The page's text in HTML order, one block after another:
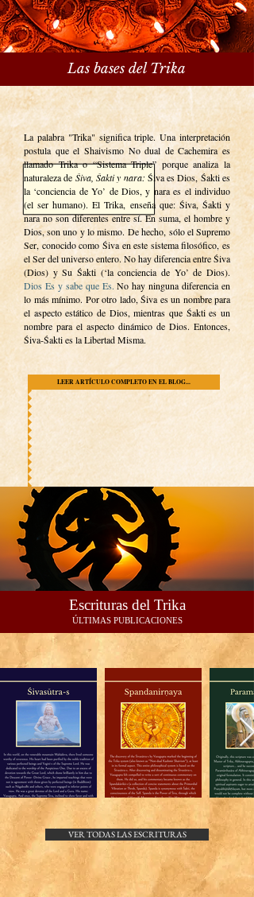
Las bases del Trika
La palabra "Trika" significa triple. Una interpretación
postula que el Shaivismo No dual de Cachemira es
llamado Trika o “Sistema Triple” porque analiza la
naturaleza de Śiva, Śakti y nara: Śiva es Dios, Śakti es
la ‘conciencia de Yo’ de Dios, y nara es el individuo
(el ser humano).El Trika, enseña que: Śiva, Śakti y
nara no son diferentes entre sí. En suma, el hombre y
Dios, son uno y lo mismo.De hecho, sólo el Supremo
Ser, conocido como Śiva en este sistema filosófico, es
el Ser del universo entero.No hay diferencia entre Śiva
(Dios) y Su Śakti (‘la conciencia de Yo’ de Dios).
Dios Es y sabe que Es. No hay ninguna diferencia en
lo más mínimo. Por otro lado, Śiva es un nombre para
el aspecto estático de Dios, mientras que Śakti es un
nombre para el aspecto dinámico de Dios. Entonces,
Śiva-Śakti es la Libertad Misma.
LEER ARTÍCULO COMPLETO EN EL BLOG...
Escrituras del Trika
ÚLTIMAS PUBLICACIONES
VER TODAS LAS ESCRITURAS